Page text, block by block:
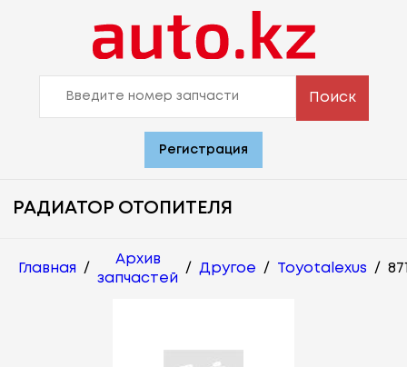
Поиск
Регистрация
РАДИАТОР ОТОПИТЕЛЯ
Главная /
Архив
запчастей
/ Другое / Toyotalexus /